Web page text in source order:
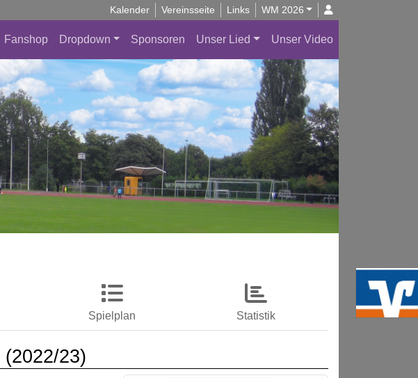
Kalender Vereinsseite Links WM 2026
Fanshop Dropdown Sponsoren Unser Lied Unser Video
Spielplan Statistik
(2022/23)